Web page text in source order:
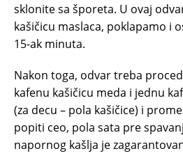
sklonite sa šporeta. U ovaj
kašičicu maslaca, poklapamo i
15-ak minuta.
Nakon toga, odvar treba
kafenu kašičicu meda i jednu
(za decu – pola kašičice) i
popiti ceo, pola sata pre
napornog kašlja je